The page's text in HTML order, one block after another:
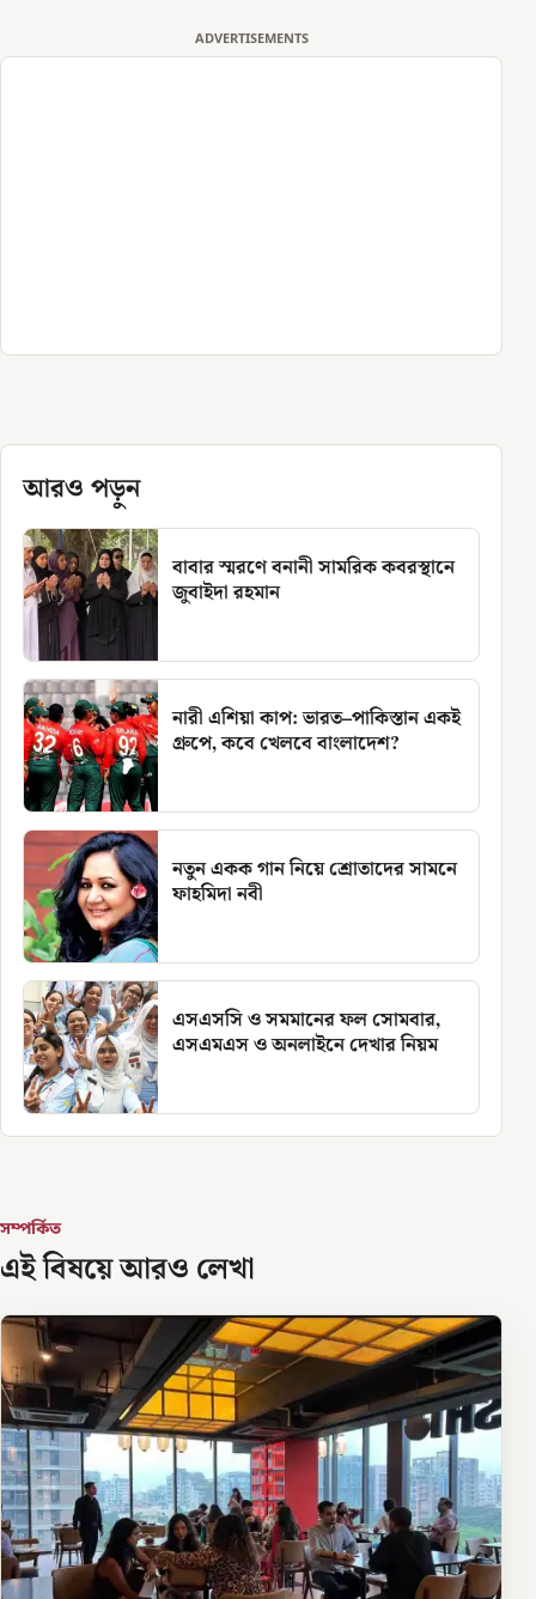
ADVERTISEMENTS
আরও পড়ুন
বাবার স্মরণে বনানী সামরিক কবরস্থানে
জুবাইদা রহমান
নারী এশিয়া কাপ: ভারত–পাকিস্তান একই
গ্রুপে, কবে খেলবে বাংলাদেশ?
নতুন একক গান নিয়ে শ্রোতাদের সামনে
ফাহমিদা নবী
এসএসসি ও সমমানের ফল সোমবার,
এসএমএস ও অনলাইনে দেখার নিয়ম
সম্পর্কিত
এই বিষয়ে আরও লেখা